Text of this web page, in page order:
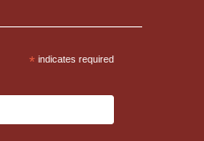
* indicates required